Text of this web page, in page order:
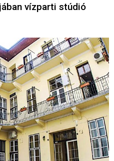
vízparti stúdió